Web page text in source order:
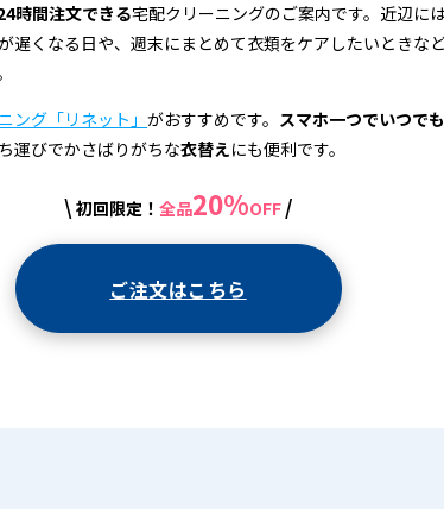
時間注文できる宅配クリーニングのご案内です。近辺に
遅くなる日や、週末にまとめて衣類をケアしたいときなど
ング「リネット」 がおすすめです。 スマホ一つでいつで
運びでかさばりがちな衣替えにも便利です。
\ 初回限定！ 全品20%OFF /
ご注文はこちら